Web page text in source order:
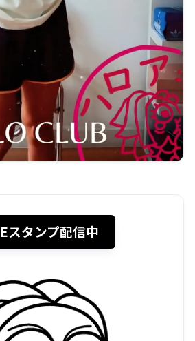
スタンプ配信中